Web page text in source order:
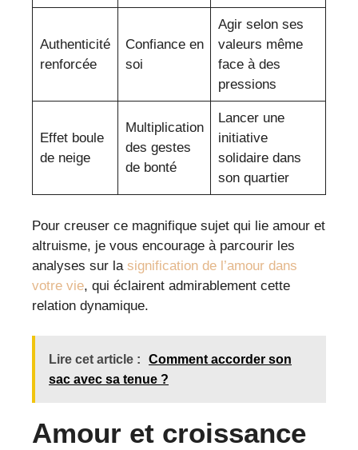
Authenticité
renforcée
Confiance en
soi
Agir selon ses
valeurs même
face à des
pressions
Effet boule
de neige
Multiplication
des gestes
de bonté
Lancer une
initiative
solidaire dans
son quartier
Pour creuser ce magnifique sujet qui lie amour et
altruisme, je vous encourage à parcourir les
analyses sur la signification de l’amour dans
votre vie, qui éclairent admirablement cette
relation dynamique.
Lire cet article :
Comment accorder son
sac avec sa tenue ?
Amour et croissance